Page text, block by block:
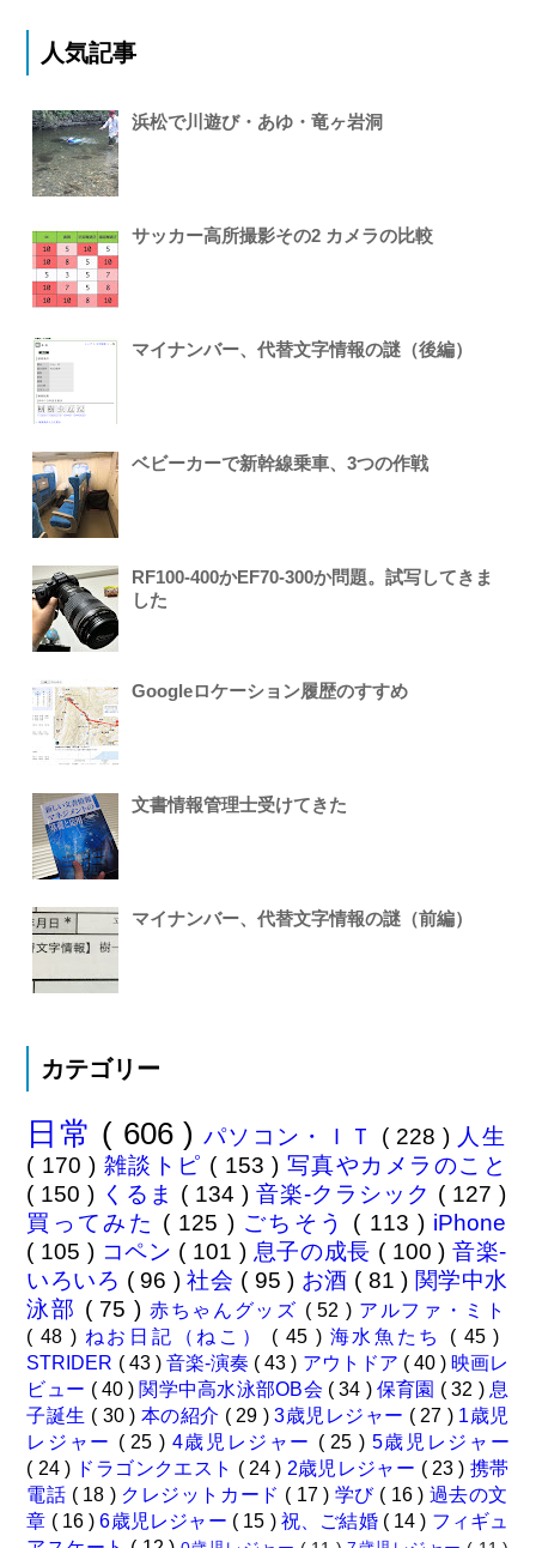
人気記事
浜松で川遊び・あゆ・竜ヶ岩洞
サッカー高所撮影その2 カメラの比較
マイナンバー、代替文字情報の謎（後編）
ベビーカーで新幹線乗車、3つの作戦
RF100-400かEF70-300か問題。試写してきま
した
Googleロケーション履歴のすすめ
文書情報管理士受けてきた
マイナンバー、代替文字情報の謎（前編）
カテゴリー
日常 ( 606 )パソコン・ＩＴ ( 228 ) 人生
( 170 ) 雑談トピ ( 153 ) 写真やカメラのこと
( 150 ) くるま ( 134 ) 音楽-クラシック ( 127 )
買ってみた ( 125 ) ごちそう ( 113 ) iPhone
( 105 ) コペン ( 101 ) 息子の成長 ( 100 )音楽-
いろいろ ( 96 )社会 ( 95 ) お酒 ( 81 ) 関学中水
泳部 ( 75 ) 赤ちゃんグッズ ( 52 ) アルファ・ミト
( 48 ) ねお日記（ねこ） ( 45 ) 海水魚たち ( 45 )
STRIDER ( 43 ) 音楽-演奏 ( 43 ) アウトドア ( 40 ) 映画レ
ビュー ( 40 ) 関学中高水泳部OB会 ( 34 ) 保育園 ( 32 ) 息
子誕生 ( 30 ) 本の紹介 ( 29 )3歳児レジャー ( 27 ) 1歳児
レジャー ( 25 ) 4歳児レジャー ( 25 ) 5歳児レジャー
( 24 ) ドラゴンクエスト ( 24 ) 2歳児レジャー ( 23 ) 携帯
電話 ( 18 ) クレジットカード ( 17 ) 学び ( 16 ) 過去の文
章 ( 16 )6歳児レジャー ( 15 ) 祝、ご結婚 ( 14 ) フィギュ